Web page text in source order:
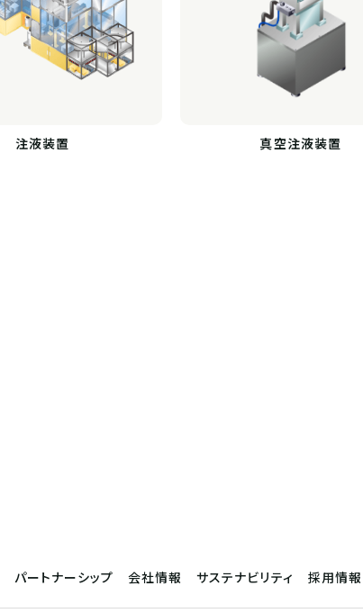
注液装置 真空注液装置
パートナーシップ 会社情報 サステナビリティ 採用情報